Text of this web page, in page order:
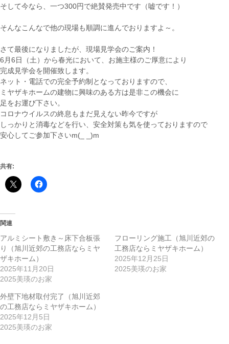
そして今なら、一つ300円で絶賛発売中です（嘘です！）
そんなこんなで他の現場も順調に進んでおりますよ～。
さて最後になりましたが、現場見学会のご案内！
6月6日（土）から春光において、お施主様のご厚意により
完成見学会を開催致します。
ネット・電話での完全予約制となっておりますので、
ミヤザキホームの建物に興味のある方は是非この機会に
足をお運び下さい。
コロナウイルスの終息もまだ見えない昨今ですが
しっかりと消毒などを行い、安全対策も気を使っておりますので
安心してご参加下さいm(_ _)m
共有:
関連
アルミシート敷き～床下合板張
り（旭川近郊の工務店ならミヤ
ザキホーム）
2025年11月20日
2025美瑛のお家
フローリング施工（旭川近郊の
工務店ならミヤザキホーム）
2025年12月25日
2025美瑛のお家
外壁下地材取付完了（旭川近郊
の工務店ならミヤザキホーム）
2025年12月5日
2025美瑛のお家